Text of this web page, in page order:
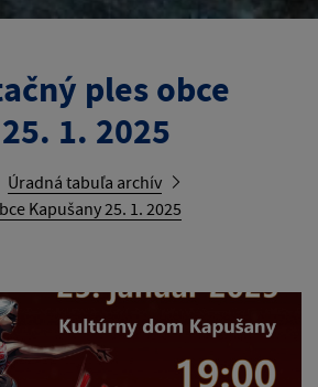
ples obce
1. 2025
Úradná tabuľa archív
Kapušany 25. 1. 2025